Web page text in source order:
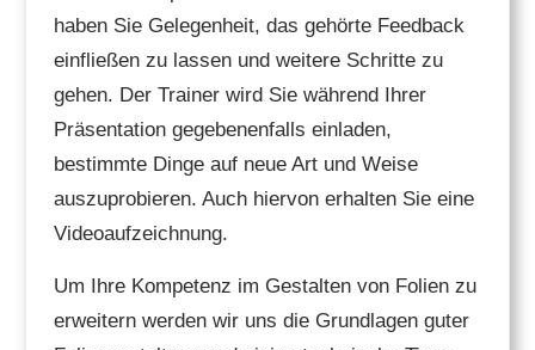
haben Sie Gelegenheit, das gehörte Feedback
einfließen zu lassen und weitere Schritte zu
gehen. Der Trainer wird Sie während Ihrer
Präsentation gegebenenfalls einladen,
bestimmte Dinge auf neue Art und Weise
auszuprobieren. Auch hiervon erhalten Sie eine
Videoaufzeichnung.
Um Ihre Kompetenz im Gestalten von Folien zu
erweitern werden wir uns die Grundlagen guter